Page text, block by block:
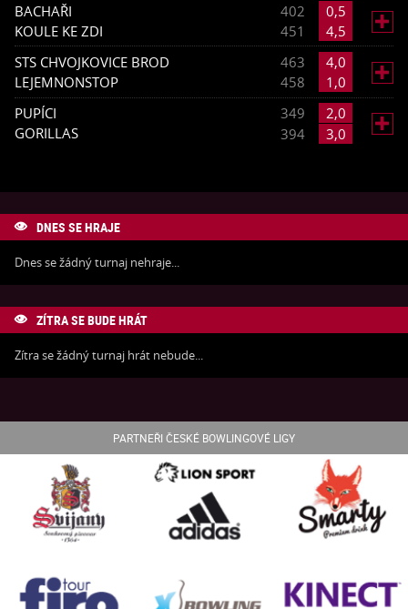
BACHAŘI 402
0,5
4,5
451
KOULE KE ZDI

STS CHVOJKOVICE BROD 463
4,0
1,0
458
LEJEMNONSTOP

PUPÍCI 349
2,0
3,0
394
GORILLAS

 DNES SE HRAJE
Dnes se žádný turnaj nehraje...
 ZÍTRA SE BUDE HRÁT
Zítra se žádný turnaj hrát nebude...
PARTNEŘI ČESKÉ BOWLINGOVÉ LIGY